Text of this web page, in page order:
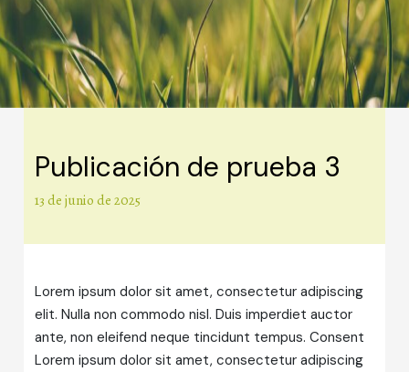
Publicación de prueba 3
Categories
13 de junio de 2025
Lorem ipsum dolor sit amet, consectetur adipiscing
elit. Nulla non commodo nisl. Duis imperdiet auctor
ante, non eleifend neque tincidunt tempus. Consent
Lorem ipsum dolor sit amet, consectetur adipiscing